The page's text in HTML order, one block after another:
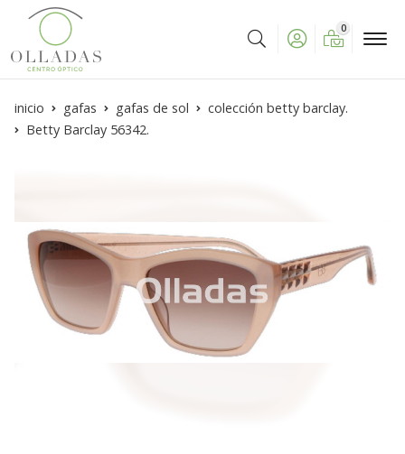
Buscar
0
inicio gafas gafas de sol
colección betty barclay.
Betty Barclay 56342.